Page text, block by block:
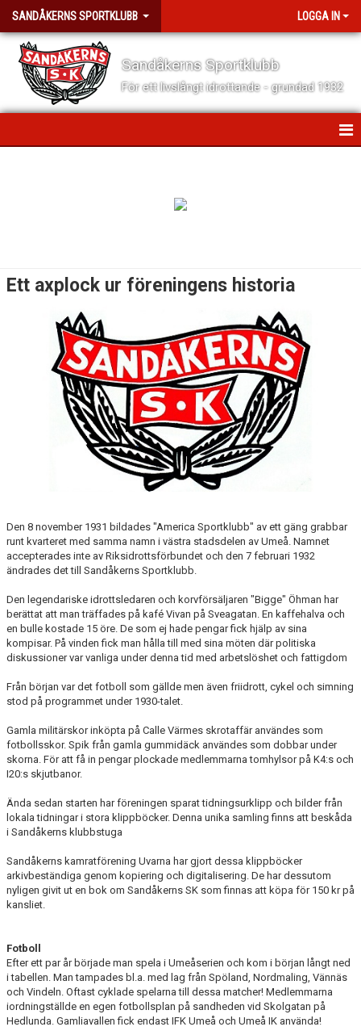
SANDÅKERNS SPORTKLUBB LOGGA IN
Sandåkerns Sportklubb
För ett livslångt idrottande - grundad 1932
VISION, VERKSAMHETSIDÉ OCH VÄRDEGRUND
FÖRENINGS- OCH TRAFIKSÄKERHETSPOLICY
HISTORIA
STADGAR OCH FÖRENINGENS DEMOKRATISKA PROCESS
FÖR VÅRA LEDARE
KONTAKT
Ett axplock ur föreningens historia
Den 8 november 1931 bildades "America Sportklubb" av ett gäng grabbar
runt kvarteret med samma namn i västra stadsdelen av Umeå. Namnet
accepterades inte av Riksidrottsförbundet och den 7 februari 1932
ändrades det till Sandåkerns Sportklubb.
Den legendariske idrottsledaren och korvförsäljaren "Bigge" Öhman har
berättat att man träffades på kafé Vivan på Sveagatan. En kaffehalva och
en bulle kostade 15 öre. De som ej hade pengar fick hjälp av sina
kompisar. På vinden fick man hålla till med sina möten där politiska
diskussioner var vanliga under denna tid med arbetslöshet och fattigdom
Från början var det fotboll som gällde men även friidrott, cykel och simning
stod på programmet under 1930-talet.
Gamla militärskor inköpta på Calle Värmes skrotaffär användes som
fotbollsskor. Spik från gamla gummidäck användes som dobbar under
skorna. För att få in pengar plockade medlemmarna tomhylsor på K4:s och
I20:s skjutbanor.
Ända sedan starten har föreningen sparat tidningsurklipp och bilder från
lokala tidningar i stora klippböcker. Denna unika samling finns att beskåda
i Sandåkerns klubbstuga
Sandåkerns kamratförening Uvarna har gjort dessa klippböcker
arkivbeständiga genom kopiering och digitalisering. De har dessutom
nyligen givit ut en bok om Sandåkerns SK som finnas att köpa för 150 kr på
kansliet.
Fotboll
Efter ett par år började man spela i Umeåserien och kom i början långt ned
i tabellen. Man tampades bl.a. med lag från Spöland, Nordmaling, Vännäs
och Vindeln. Oftast cyklade spelarna till dessa matcher! Medlemmarna
iordningställde en egen fotbollsplan på sandheden vid Skolgatan på
Hedlunda. Gamliavallen fick endast IFK Umeå och Umeå IK använda!